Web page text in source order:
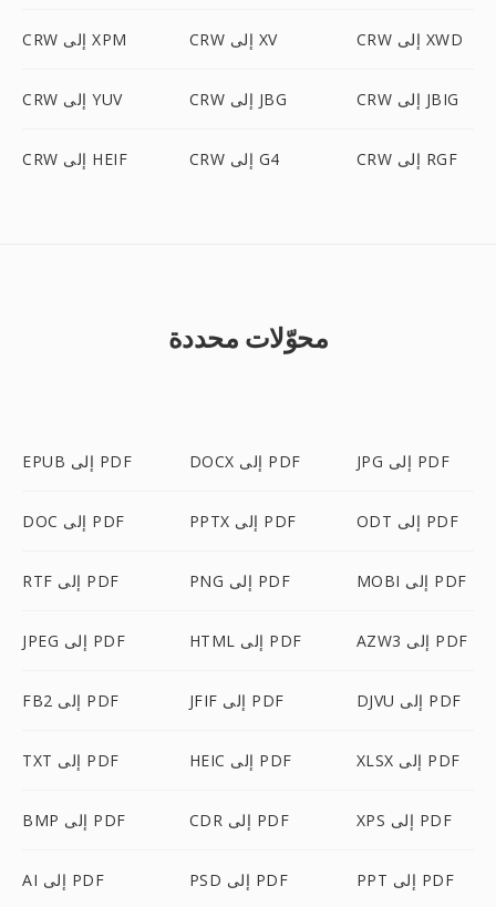
CRW إلى XPM CRW إلى XV CRW إلى XWD
CRW إلى YUV CRW إلى JBG CRW إلى JBIG
CRW إلى HEIF CRW إلى G4 CRW إلى RGF
محوّلات محددة
EPUB إلى PDF DOCX إلى PDF JPG إلى PDF
DOC إلى PDF PPTX إلى PDF ODT إلى PDF
RTF إلى PDF PNG إلى PDF MOBI إلى PDF
JPEG إلى PDF HTML إلى PDF AZW3 إلى PDF
FB2 إلى PDF JFIF إلى PDF DJVU إلى PDF
TXT إلى PDF HEIC إلى PDF XLSX إلى PDF
BMP إلى PDF CDR إلى PDF XPS إلى PDF
AI إلى PDF PSD إلى PDF PPT إلى PDF